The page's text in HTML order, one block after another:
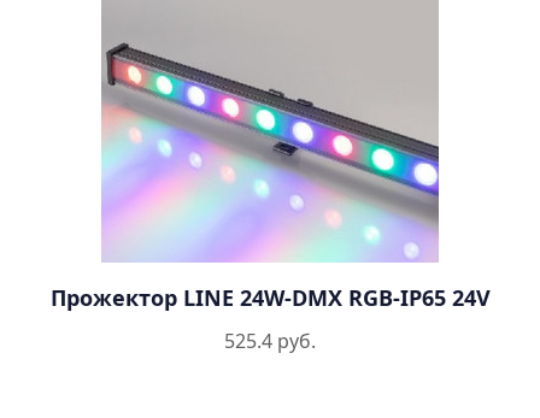
Прожектор LINE 24W-DMX RGB-IP65 24V
525.4 руб.